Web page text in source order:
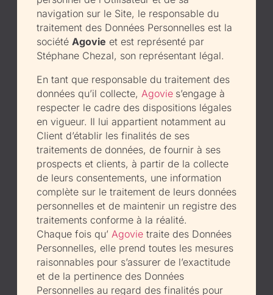
navigation sur le Site, le responsable du
traitement des Données Personnelles est la
société Agovie et est représenté par
Stéphane Chezal, son représentant légal.
En tant que responsable du traitement des
données qu’il collecte, Agovie s’engage à
respecter le cadre des dispositions légales
en vigueur. Il lui appartient notamment au
Client d’établir les finalités de ses
traitements de données, de fournir à ses
prospects et clients, à partir de la collecte
de leurs consentements, une information
complète sur le traitement de leurs données
personnelles et de maintenir un registre des
traitements conforme à la réalité.
Chaque fois qu’ Agovie traite des Données
Personnelles, elle prend toutes les mesures
raisonnables pour s’assurer de l’exactitude
et de la pertinence des Données
Personnelles au regard des finalités pour